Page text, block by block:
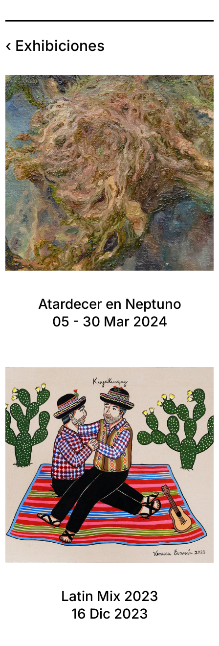
‹ Exhibiciones
Atardecer en Neptuno
05 - 30 Mar 2024
Latin Mix 2023
16 Dic 2023